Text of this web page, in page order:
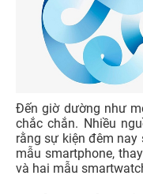
Đến giờ dường như
chắc chắn. Nhiều
rằng sự kiện đêm
mẫu smartphone,
và hai mẫu